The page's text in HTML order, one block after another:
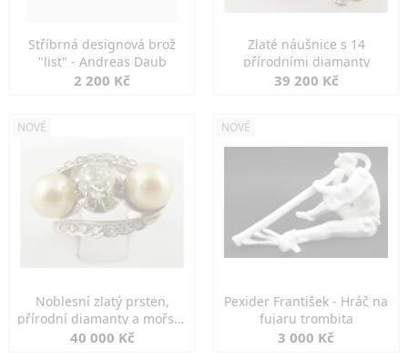
Stříbrná designová brož
"list" - Andreas Daub
2 200 Kč
Zlaté náušnice s 14
přírodními diamanty
39 200 Kč
NOVÉ
Noblesní zlatý prsten,
přírodní diamanty a mořské
perly
40 000 Kč
NOVÉ
Pexider František - Hráč na
fujaru trombita
3 000 Kč